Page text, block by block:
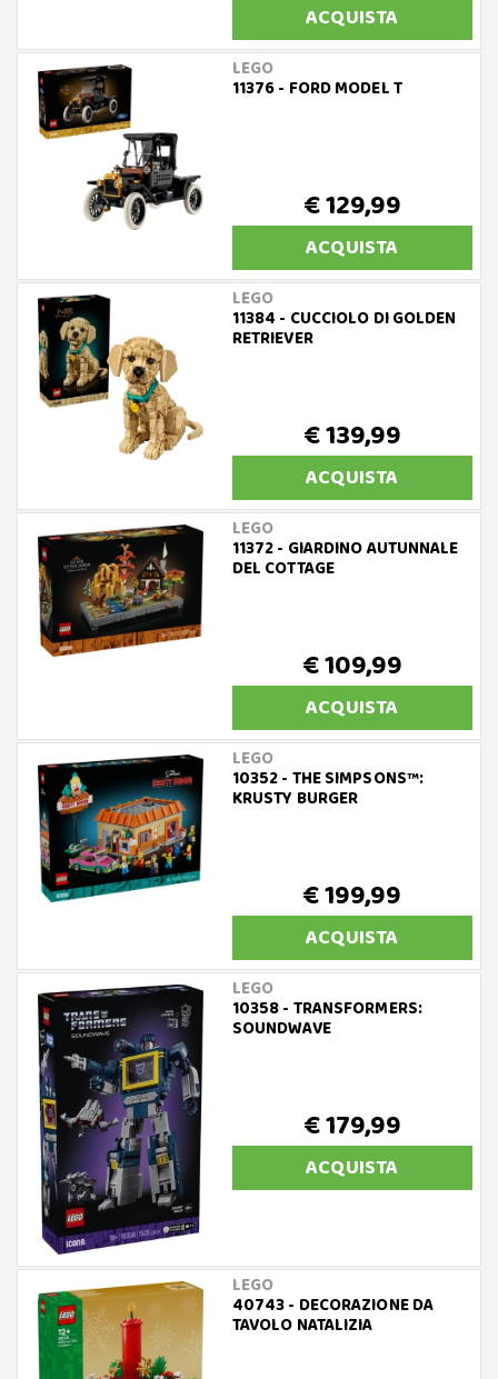
ACQUISTA
LEGO
11376 - FORD MODEL T
€ 129,99
ACQUISTA
LEGO
11384 - CUCCIOLO DI GOLDEN
RETRIEVER
€ 139,99
ACQUISTA
LEGO
11372 - GIARDINO AUTUNNALE
DEL COTTAGE
€ 109,99
ACQUISTA
LEGO
10352 - THE SIMPSONS™:
KRUSTY BURGER
€ 199,99
ACQUISTA
LEGO
10358 - TRANSFORMERS:
SOUNDWAVE
€ 179,99
ACQUISTA
LEGO
40743 - DECORAZIONE DA
TAVOLO NATALIZIA